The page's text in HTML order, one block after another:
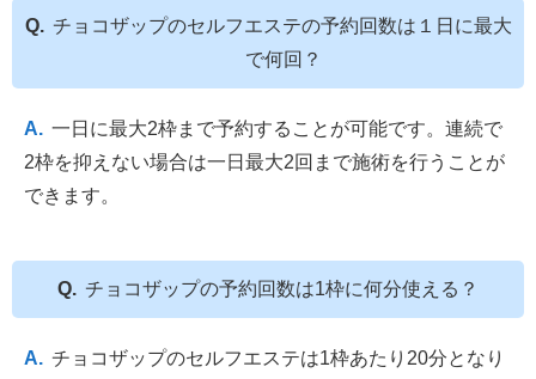
チョコザップのセルフエステの予約回数は１日に最大
で何回？
一日に最大2枠まで予約することが可能です。連続で
2枠を抑えない場合は一日最大2回まで施術を行うことが
できます。
チョコザップの予約回数は1枠に何分使える？
チョコザップのセルフエステは1枠あたり20分となり